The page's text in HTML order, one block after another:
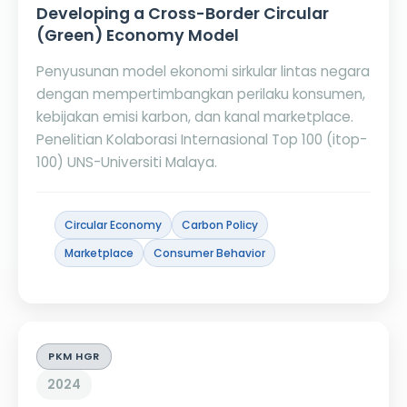
Developing a Cross-Border Circular
(Green) Economy Model
Penyusunan model ekonomi sirkular lintas negara
dengan mempertimbangkan perilaku konsumen,
kebijakan emisi karbon, dan kanal marketplace.
Penelitian Kolaborasi Internasional Top 100 (itop-
100) UNS-Universiti Malaya.
Circular Economy
Carbon Policy
Marketplace
Consumer Behavior
PKM HGR
2024